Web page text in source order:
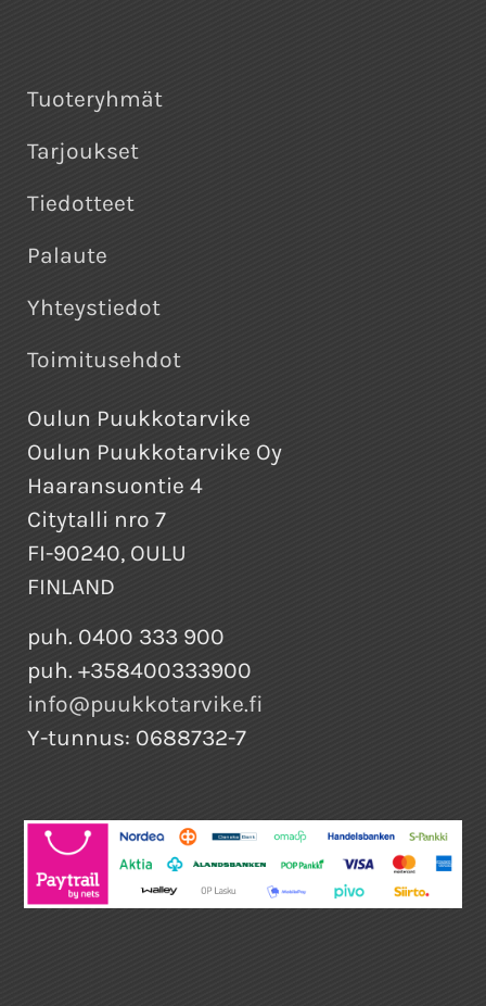
Tuoteryhmät
Tarjoukset
Tiedotteet
Palaute
Yhteystiedot
Toimitusehdot
Oulun Puukkotarvike
Oulun Puukkotarvike Oy
Haaransuontie 4
Citytalli nro 7
FI-90240, OULU
FINLAND
puh. 0400 333 900
puh. +358400333900
info@puukkotarvike.fi
Y-tunnus: 0688732-7